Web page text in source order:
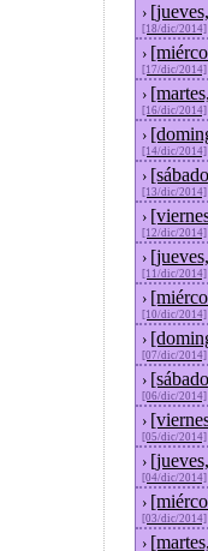
›
[18/dic/2014]
›
[17/dic/2014]
›
[16/dic/2014]
›
[14/dic/2014]
›
[13/dic/2014]
›
[12/dic/2014]
›
[11/dic/2014]
›
[10/dic/2014]
›
[07/dic/2014]
›
[06/dic/2014]
›
[05/dic/2014]
›
[04/dic/2014]
›
[03/dic/2014]
›